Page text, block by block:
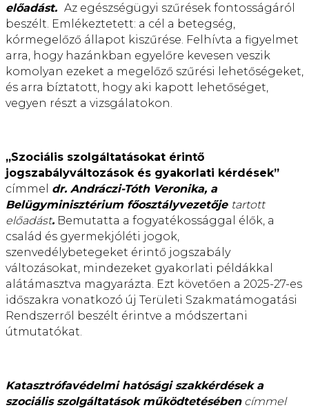
előadást. Az egészségügyi szűrések fontosságáról
beszélt. Emlékeztetett: a cél a betegség,
kórmegelőző állapot kiszűrése. Felhívta a figyelmet
arra, hogy hazánkban egyelőre kevesen veszik
komolyan ezeket a megelőző szűrési lehetőségeket,
és arra bíztatott, hogy aki kapott lehetőséget,
vegyen részt a vizsgálatokon.
„Szociális szolgáltatásokat érintő
jogszabályváltozások és gyakorlati kérdések”
címmel dr. Andráczi-Tóth Veronika, a
Belügyminisztérium főosztályvezetője tartott
előadást. Bemutatta a fogyatékossággal élők, a
család és gyermekjóléti jogok,
szenvedélybetegeket érintő jogszabály
változásokat, mindezeket gyakorlati példákkal
alátámasztva magyarázta. Ezt követően a 2025-27-es
időszakra vonatkozó új Területi Szakmatámogatási
Rendszerről beszélt érintve a módszertani
útmutatókat.
Katasztrófavédelmi hatósági szakkérdések a
szociális szolgáltatások működtetésében címmel